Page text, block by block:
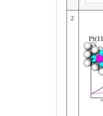
2